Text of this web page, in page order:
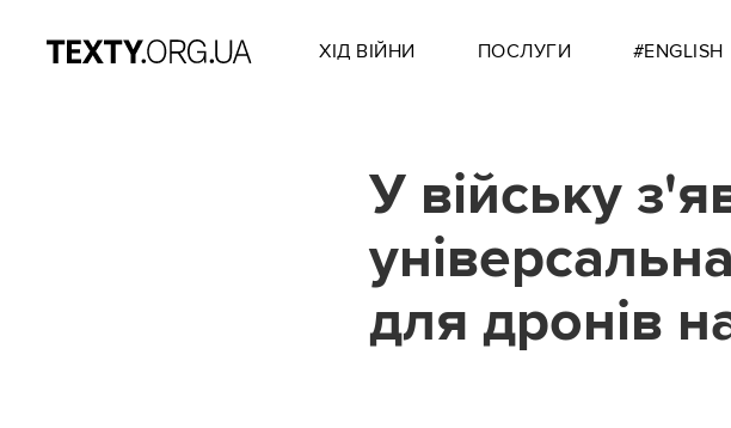
ХІД ВІЙНИ ПОСЛУГИ #ENGLISH
У війську
для дронів